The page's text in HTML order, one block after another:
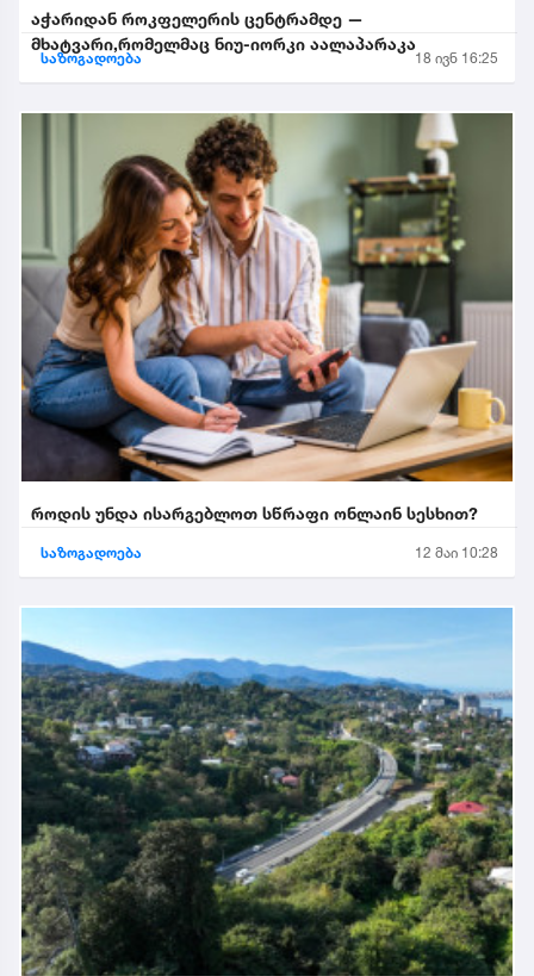
აჭარიდან როკფელერის ცენტრამდე —
მხატვარი,რომელმაც ნიუ-იორკი აალაპარაკა
საზოგადოება 18 ივნ 16:25
როდის უნდა ისარგებლოთ სწრაფი ონლაინ სესხით?
საზოგადოება 12 მაი 10:28